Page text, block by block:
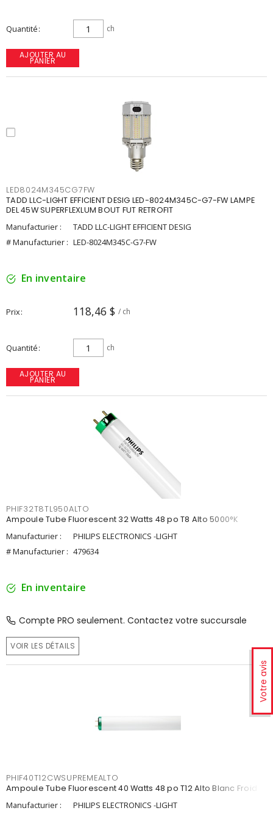
Votre avis
Quantité ch
AJOUTER AU
PANIER
LED8024M345CG7FW
TADD LLC-LIGHT EFFICIENT DESIG LED-8024M345C-G7-FW LAMPE
DEL 45W SUPERFLEXLUM BOUT FUT RETROFIT
Manufacturier :
TADD LLC-LIGHT EFFICIENT DESIG
# Manufacturier : LED-8024M345C-G7-FW
En inventaire
Prix 118,46 $ / ch
Quantité ch
AJOUTER AU
PANIER
PHIF32T8TL950ALTO
Ampoule Tube Fluorescent 32 Watts 48 po T8 Alto 5000°K
Manufacturier :
PHILIPS ELECTRONICS -LIGHT
# Manufacturier : 479634
En inventaire
Compte PRO seulement. Contactez votre succursale
VOIR LES DÉTAILS
PHIF40T12CWSUPREMEALTO
Ampoule Tube Fluorescent 40 Watts 48 po T12 Alto Blanc Froid
Manufacturier :
PHILIPS ELECTRONICS -LIGHT